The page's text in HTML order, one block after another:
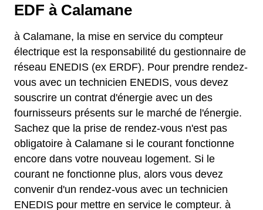
EDF à Calamane
à Calamane, la mise en service du compteur
électrique est la responsabilité du gestionnaire de
réseau ENEDIS (ex ERDF). Pour prendre rendez-
vous avec un technicien ENEDIS, vous devez
souscrire un contrat d'énergie avec un des
fournisseurs présents sur le marché de l'énergie.
Sachez que la prise de rendez-vous n'est pas
obligatoire à Calamane si le courant fonctionne
encore dans votre nouveau logement. Si le
courant ne fonctionne plus, alors vous devez
convenir d'un rendez-vous avec un technicien
ENEDIS pour mettre en service le compteur. à